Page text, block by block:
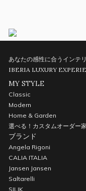
あなたの感性に合うインテ
IBERIA LUXURY
MY STYLE
Classic
Modern
Home & Garden
選べる！カスタムオーダー
ブランド
Angela Rigoni
CALIA ITALIA
Jansen Jansen
Saltarelli
SILIK